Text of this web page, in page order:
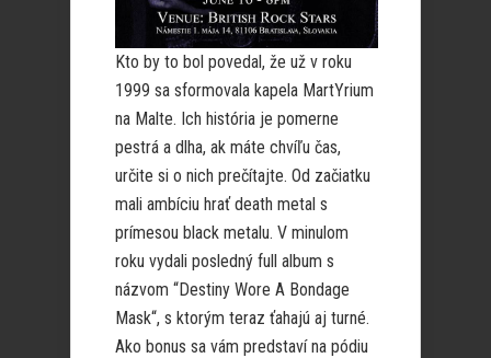
Kto by to bol povedal, že už v roku
1999 sa sformovala kapela MartYrium
na Malte. Ich história je pomerne
pestrá a dlha, ak máte chvíľu čas,
určite si o nich prečítajte. Od začiatku
mali ambíciu hrať death metal s
prímesou black metalu. V minulom
roku vydali posledný full album s
názvom “Destiny Wore A Bondage
Mask“, s ktorým teraz ťahajú aj turné.
Ako bonus sa vám predstaví na pódiu